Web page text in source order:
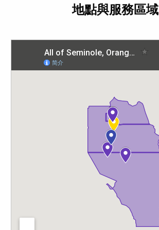
地點與服務區域